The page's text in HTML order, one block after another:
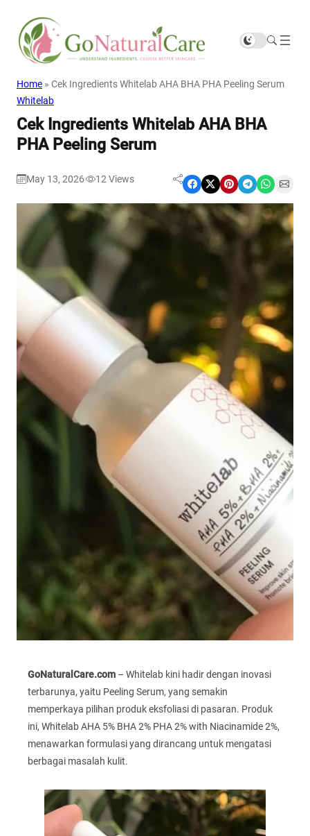
Home » Cek Ingredients Whitelab AHA BHA PHA Peeling Serum
Whitelab
Cek Ingredients Whitelab AHA BHA
PHA Peeling Serum
May 13, 2026 12Views Share on Facebook Share on X Share on Pinterest Share on Telegram Share on WhatsApp Share on Email
GoNaturalCare.com – Whitelab kini hadir dengan inovasi
terbarunya, yaitu Peeling Serum, yang semakin
memperkaya pilihan produk eksfoliasi di pasaran. Produk
ini, Whitelab AHA 5% BHA 2% PHA 2% with Niacinamide 2%,
menawarkan formulasi yang dirancang untuk mengatasi
berbagai masalah kulit.